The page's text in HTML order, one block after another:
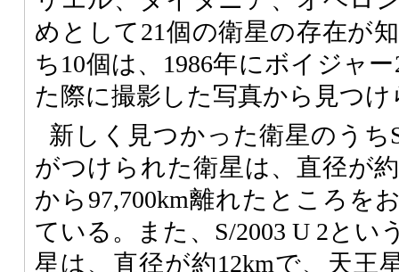
めとして21個の衛星の存在が
ち10個は、1986年にボイジャ
た際に撮影した写真から見つ
新しく見つかった衛星のうち
がつけられた衛星は、直径が
から97,700km離れたところを
ている。また、S/2003 U 2とい
星は、直径が約12kmで、天王